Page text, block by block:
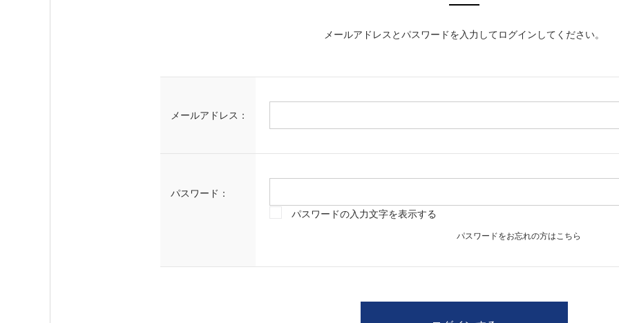
メールアドレスとパスワードを入力してログインしてください。
メールアドレス：
パスワード：
パスワードの入力文字を表示する
パスワードをお忘れの方はこちら